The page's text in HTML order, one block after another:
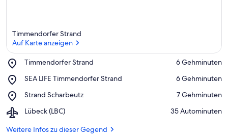
Timmendorfer Strand
Auf Karte anzeigen
Timmendorfer Strand
Place,
Strand
‪6 Gehminuten‬
SEA LIFE Timmendorfer Strand
Place,
LIFE
Strand
‪6 Gehminuten‬
Strand Scharbeutz
Place,
Scharbeutz
‪7 Gehminuten‬
Lübeck (LBC)
Airport,
(LBC)
‪35 Autominuten‬
Weitere Infos zu dieser Gegend